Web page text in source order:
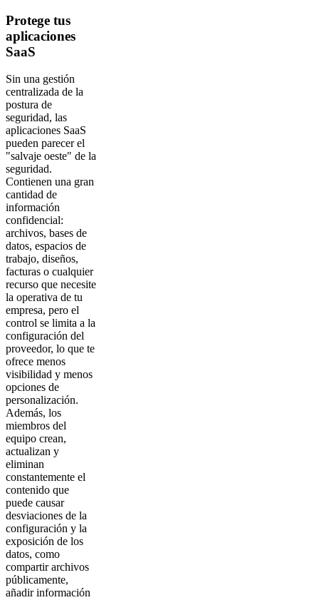
Protege tus
aplicaciones
SaaS
Sin una gestión
centralizada de la
postura de
seguridad, las
aplicaciones SaaS
pueden parecer el
"salvaje oeste" de la
seguridad.
Contienen una gran
cantidad de
información
confidencial:
archivos, bases de
datos, espacios de
trabajo, diseños,
facturas o cualquier
recurso que necesite
la operativa de tu
empresa, pero el
control se limita a la
configuración del
proveedor, lo que te
ofrece menos
visibilidad y menos
opciones de
personalización.
Además, los
miembros del
equipo crean,
actualizan y
eliminan
constantemente el
contenido que
puede causar
desviaciones de la
configuración y la
exposición de los
datos, como
compartir archivos
públicamente,
añadir información